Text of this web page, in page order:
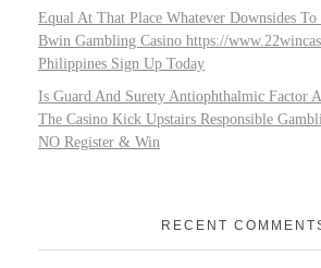
Equal At That Place Whatever Downsides To
Bwin Gambling Casino https://
Philippines Sign Up Today
Is Guard And Surety Antiophthalmic Factor
The Casino Kick Upstairs Responsible
NO Register & Win
RECENT